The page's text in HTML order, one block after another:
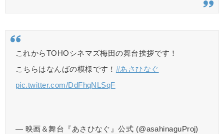
これからTOHOシネマズ梅田の舞台挨拶です！
こちらはなんばの模様です！ #あさひなぐ
pic.twitter.com/DdFhqNLSqF
— 映画＆舞台『あさひなぐ』公式 (@asahinaguProj)